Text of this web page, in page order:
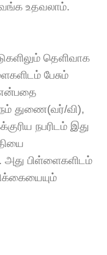
உதவலாம்.
தெளிவாக
பேசும்
துணை(வர்/வி),
நபரிடம் இது
பிள்ளைகளிடம்